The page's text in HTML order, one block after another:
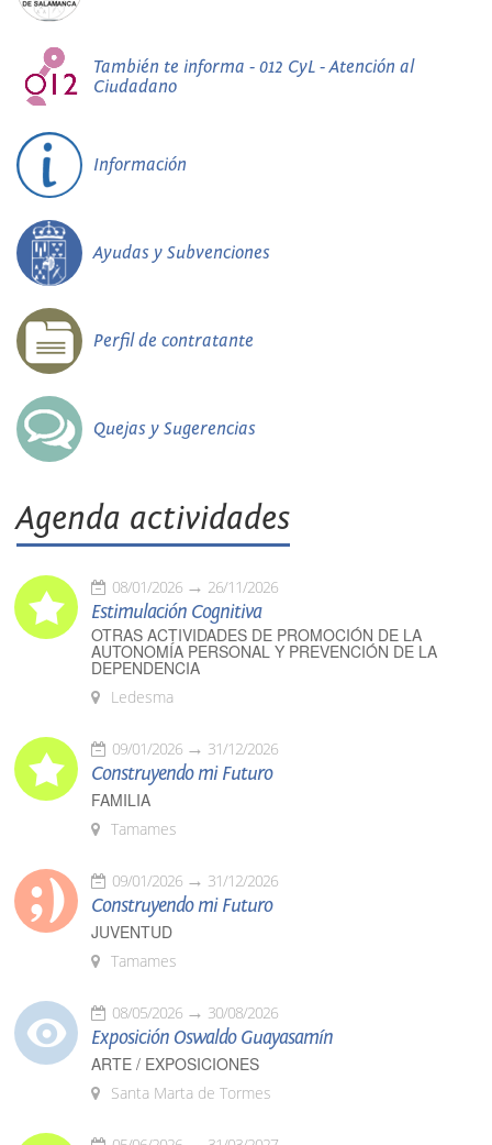
También te informa - 012 CyL - Atención al
Ciudadano
Información
Ayudas y Subvenciones
Perfil de contratante
Quejas y Sugerencias
Agenda actividades
08/01/2026 26/11/2026
Estimulación Cognitiva
OTRAS ACTIVIDADES DE PROMOCIÓN DE LA
AUTONOMÍA PERSONAL Y PREVENCIÓN DE LA
DEPENDENCIA
Ledesma
09/01/2026 31/12/2026
Construyendo mi Futuro
FAMILIA
Tamames
09/01/2026 31/12/2026
Construyendo mi Futuro
JUVENTUD
Tamames
08/05/2026 30/08/2026
Exposición Oswaldo Guayasamín
ARTE / EXPOSICIONES
Santa Marta de Tormes